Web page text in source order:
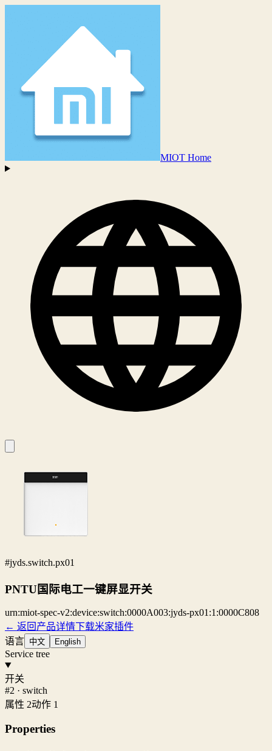
MIOT Home
#jyds.switch.px01
PNTU国际电工一键屏显开关
urn:miot-spec-v2:device:switch:0000A003:jyds-px01:1:0000C808
← 返回产品详情下载米家插件
语言 中文 English
Service tree
开关
#2 · switch
属性 2动作 1
Properties